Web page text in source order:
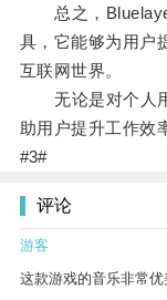
总之，Bluelayer
具，它能够为用户
互联网世界。
无论是对个人用
助用户提升工作效
#3#
评论
游客
这款游戏的音乐非常优